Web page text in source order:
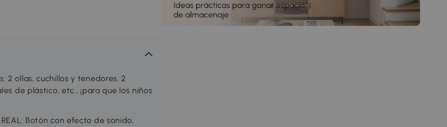
2 ollas, cuchillos y tenedores, 2
de plástico, etc., ¡para que los niños
REAL: Botón con efecto de sonido,